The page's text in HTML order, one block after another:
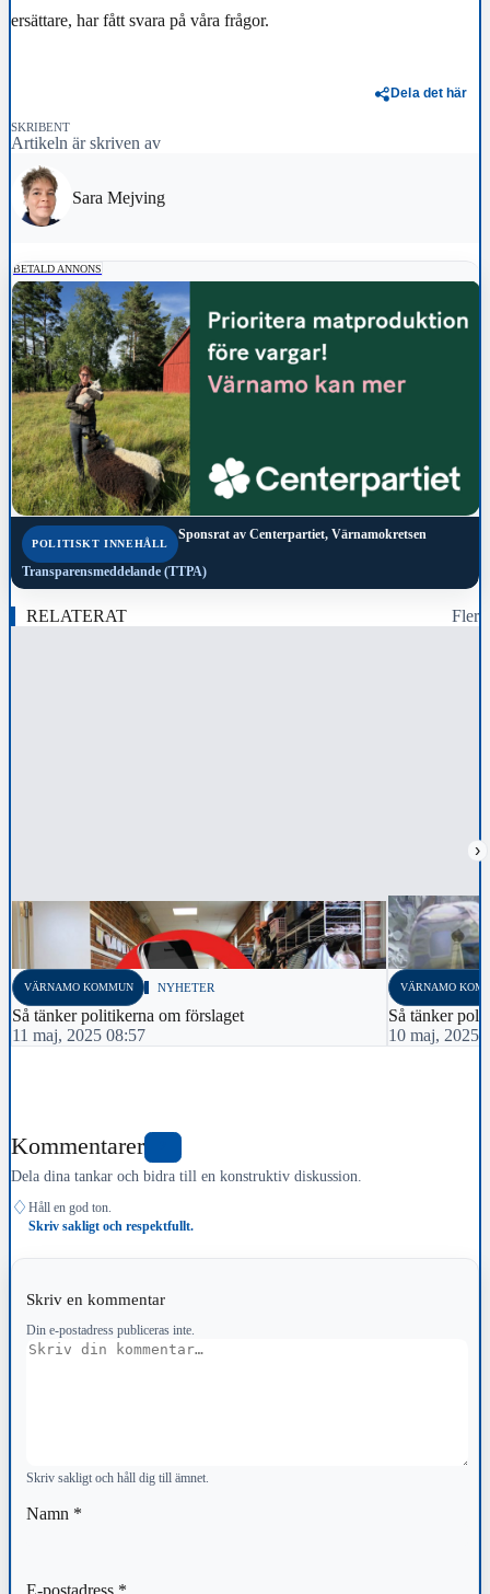
ersättare, har fått svara på våra frågor.
Dela det här
SKRIBENT
Artikeln är skriven av
Sara Mejving
BETALD ANNONS
POLITISKT INNEHÅLL
Sponsrat av Centerpartiet, Värnamokretsen
Transparensmeddelande (TTPA)
RELATERAT Fler
›
VÄRNAMO KOMMUN NYHETER
Så tänker politikerna om förslaget
11 maj, 2025 08:57
VÄRNAMO
Så tänker
10 maj, 2025
Kommentarer
Dela dina tankar och bidra till en konstruktiv diskussion.
♢ Håll en god ton.
Skriv sakligt och respektfullt.
Skriv en kommentar
Din e-postadress publiceras inte.
Kommentar
Skriv sakligt och håll dig till ämnet.
Namn *
E-postadress *